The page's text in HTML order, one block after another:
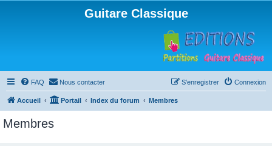
Guitare Classique
FAQ Nous contacter Connexion
S’enregistrer
Accueil Portail Index du forum Membres
Membres